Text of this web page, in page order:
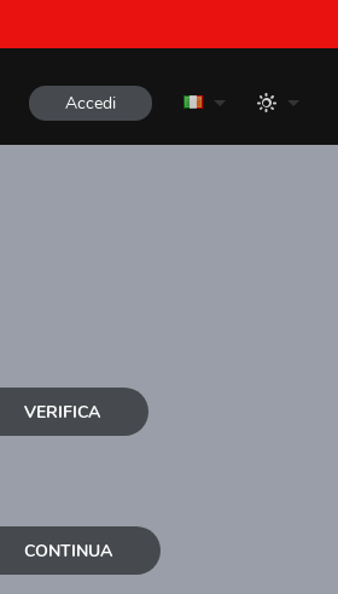
Accedi
VERIFICA
CONTINUA